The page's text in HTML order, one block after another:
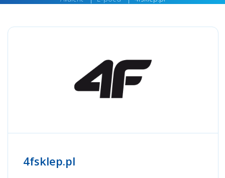
4fsklep.pl